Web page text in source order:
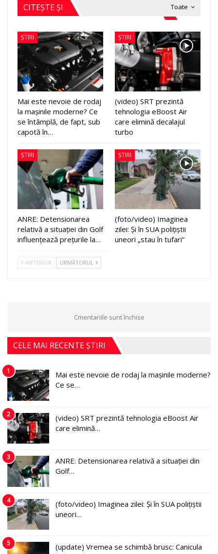
Toate
CITEȘTE ȘI
ȘTIRI
Mai este nevoie de rodaj
la mașinile moderne? Ce
se întâmplă, de fapt, sub
capotă în…
ȘTIRI
(video) SRT prezintă
tehnologia eBoost Air
care elimină decalajul
turbo
ȘTIRI
ANRE: Detensionarea
relativă a situației din Golf
influențează prețurile la…
ȘTIRI
(foto/video) Imaginea
zilei: Și în SUA polițiștii
uneori „stau în tufari”
ANTERIOR URMĂTORUL
Cmentariile sunt închise
CELE MAI RECENTE ȘTIRI
1
Mai este nevoie de rodaj la mașinile moderne?
Ce se…
2
(video) SRT prezintă tehnologia eBoost Air
care elimină…
3
ANRE: Detensionarea relativă a situației din
Golf…
4
(foto/video) Imaginea zilei: Și în SUA polițiștii
uneori…
5
(update) Vremea se schimbă brusc: Canicula